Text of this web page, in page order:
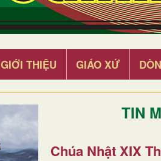
GIỚI THIỆU GIÁO XỨ
TIN
Chúa Nhật XIX